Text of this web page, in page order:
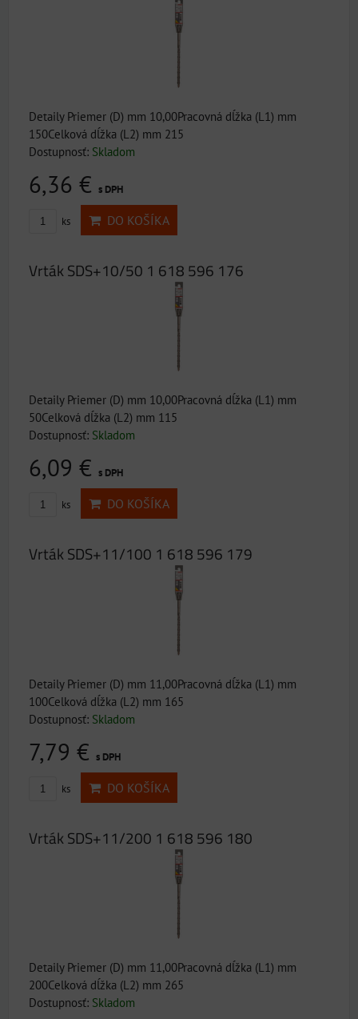
Detaily Priemer (D) mm 10,00Pracovná dĺžka (L1) mm
150Celková dĺžka (L2) mm 215
Dostupnosť: Skladom
6,36 € s DPH
ks DO KOŠÍKA
Vrták SDS+10/50 1 618 596 176
Detaily Priemer (D) mm 10,00Pracovná dĺžka (L1) mm
50Celková dĺžka (L2) mm 115
Dostupnosť: Skladom
6,09 € s DPH
ks DO KOŠÍKA
Vrták SDS+11/100 1 618 596 179
Detaily Priemer (D) mm 11,00Pracovná dĺžka (L1) mm
100Celková dĺžka (L2) mm 165
Dostupnosť: Skladom
7,79 € s DPH
ks DO KOŠÍKA
Vrták SDS+11/200 1 618 596 180
Detaily Priemer (D) mm 11,00Pracovná dĺžka (L1) mm
200Celková dĺžka (L2) mm 265
Dostupnosť: Skladom